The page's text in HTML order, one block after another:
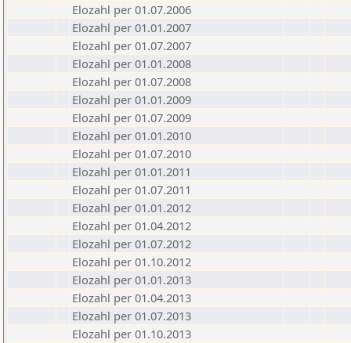
Elozahl per 01.07.2006
Elozahl per 01.01.2007
Elozahl per 01.07.2007
Elozahl per 01.01.2008
Elozahl per 01.07.2008
Elozahl per 01.01.2009
Elozahl per 01.07.2009
Elozahl per 01.01.2010
Elozahl per 01.07.2010
Elozahl per 01.01.2011
Elozahl per 01.07.2011
Elozahl per 01.01.2012
Elozahl per 01.04.2012
Elozahl per 01.07.2012
Elozahl per 01.10.2012
Elozahl per 01.01.2013
Elozahl per 01.04.2013
Elozahl per 01.07.2013
Elozahl per 01.10.2013